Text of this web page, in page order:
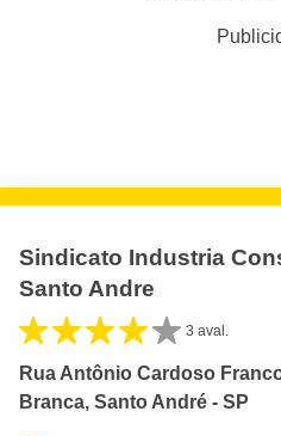
Sindicato Industria
Santo Andre
3 aval.
Rua Antônio Cardoso
Branca, Santo André - SP